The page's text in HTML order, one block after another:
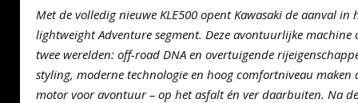
Met de volledig nieuwe KLE500 opent Kawasaki de aanval in
lightweight Adventure segment. Deze avontuurlijke machine
twee werelden: off-road DNA en overtuigende
styling, moderne technologie en hoog comfortniveau maken
motor voor avontuur – op het asfalt én ver daarbuiten. Na